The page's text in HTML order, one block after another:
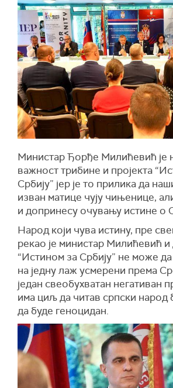
Министар Ђорђе Милићевић је
важност трибине и пројекта
Србију” јер је то прилика да
изван матице чују чињенице,
и допринесу очувању истине о
Народ који чува истину, пре
рекао је министар Милићевић
“Истином за Србију” не може
на једну лаж усмерени према
један свеобухватан негативан
има циљ да читав српски народ
да буде геноцидан.